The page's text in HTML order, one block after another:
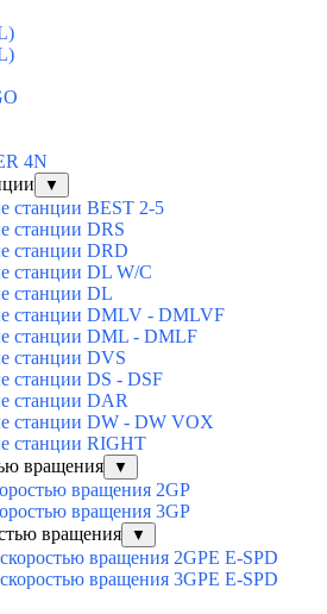
4N
▼
станции BEST 2-5
станции DRS
станции DRD
станции DL W/C
станции DL
станции DMLV - DMLVF
станции DML - DMLF
станции DVS
станции DS - DSF
станции DAR
станции DW - DW VOX
станции RIGHT
вращения
▼
вращения 2GP
вращения 3GP
вращения
▼
вращения 2GPE E-SPD
вращения 3GPE E-SPD